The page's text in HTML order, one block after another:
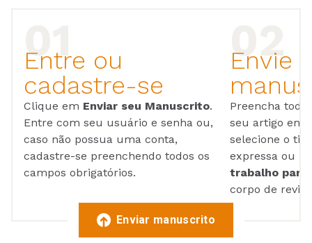
Entre ou
cadastre-se
Clique em Enviar seu Manuscrito.
Entre com seu usuário e senha ou,
caso não possua uma conta,
cadastre-se preenchendo todos os
campos obrigatórios.
Envie
Preencha
seu artigo em
selecione o
expressa ou
trabalho para
corpo de
Enviar manuscrito